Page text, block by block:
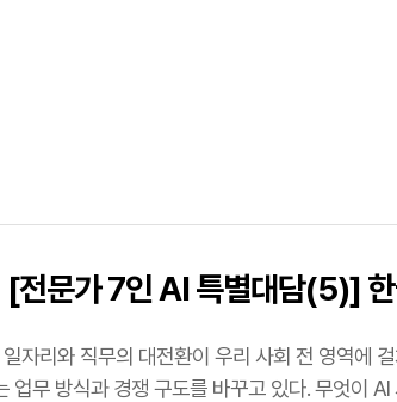
전문가 7인 AI 특별대담(5)]
자리와 직무의 대전환이 우리 사회 전 영역에
업무 방식과 경쟁 구도를 바꾸고 있다. 무엇이